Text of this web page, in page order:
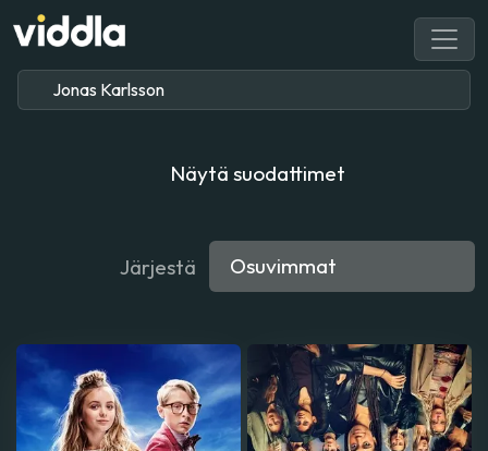
Näytä suodattimet
Järjestä